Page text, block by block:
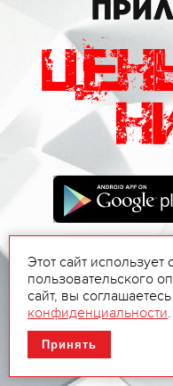
Этот сайт
пользовательского
сайт, вы
конфиденциальности.
Принять